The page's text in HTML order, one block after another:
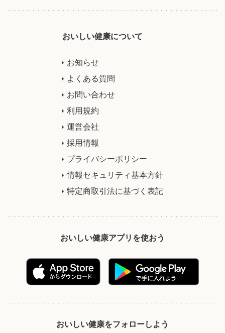
おいしい健康について
お知らせ
よくある質問
お問い合わせ
利用規約
運営会社
採用情報
プライバシーポリシー
情報セキュリティ基本方針
特定商取引法に基づく表記
おいしい健康アプリを使おう
おいしい健康をフォローしよう